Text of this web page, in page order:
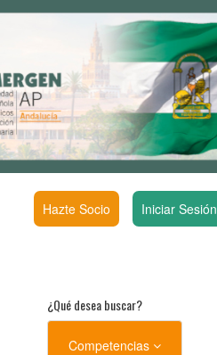
Hazte Socio Iniciar Sesión
¿Qué desea buscar?
Competencias